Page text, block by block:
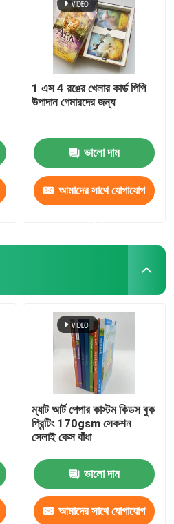
1 এস 4 রঙের খেলার কার্ড পিপি
উপাদান গেমারদের জন্য
ভালো দাম
আমাদের সাথে যোগাযোগ
ম্যাট আর্ট পেপার কাস্টম কিডস বুক
প্রিন্টিং 170gsm সেকশন
সেলাই কেস বাঁধা
ভালো দাম
আমাদের সাথে যোগাযোগ